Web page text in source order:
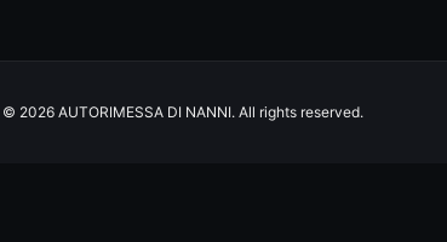
© 2026 AUTORIMESSA DI NANNI. All rights reserved.